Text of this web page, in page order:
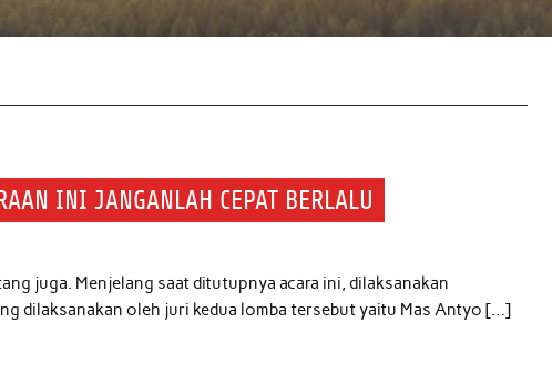
INI JANGANLAH CEPAT BERLALU
juga. Menjelang saat ditutupnya acara ini, dilaksanakan
dilaksanakan oleh juri kedua lomba tersebut yaitu Mas Antyo […]